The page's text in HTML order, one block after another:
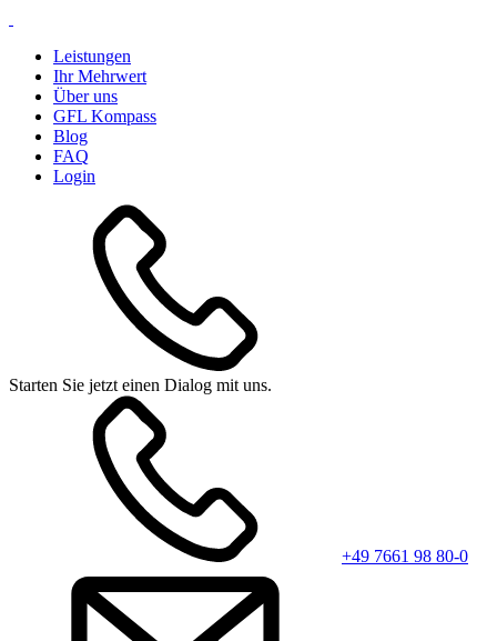
Leistungen
Ihr Mehrwert
Über uns
GFL Kompass
Blog
FAQ
Login
Starten Sie jetzt einen Dialog mit uns.
+49 7661 98 80-0